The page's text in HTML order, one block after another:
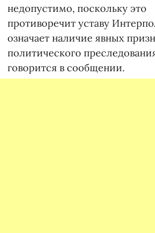
недопустимо, поскольку это
противоречит уставу
означает наличие явных
политического
говорится в сообщении.